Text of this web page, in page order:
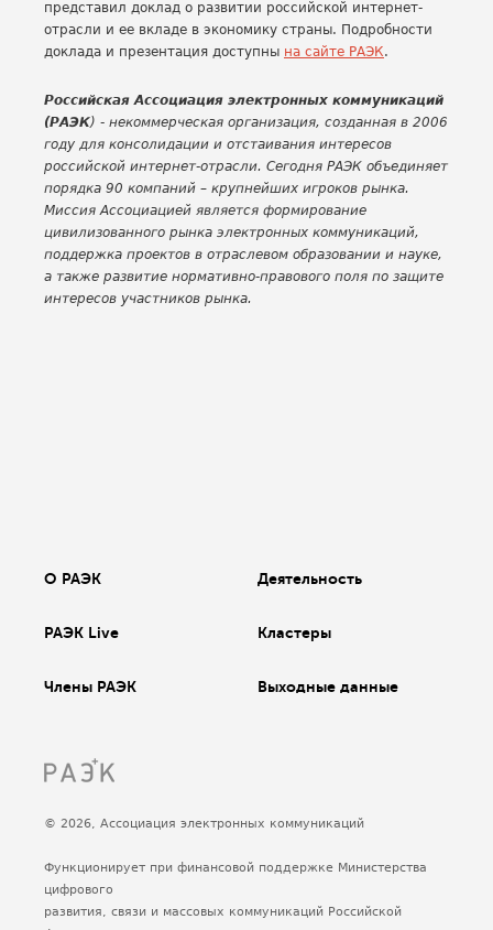
представил доклад о развитии российской интернет-
отрасли и ее вкладе в экономику страны. Подробности
доклада и презентация доступны на сайте РАЭК.
Российская Ассоциация электронных коммуникаций
(РАЭК) - некоммерческая организация, созданная в 2006
году для консолидации и отстаивания интересов
российской интернет-отрасли. Сегодня РАЭК объединяет
порядка 90 компаний – крупнейших игроков рынка.
Миссия Ассоциацией является формирование
цивилизованного рынка электронных коммуникаций,
поддержка проектов в отраслевом образовании и науке,
а также развитие нормативно-правового поля по защите
интересов участников рынка.
О РАЭК Деятельность
РАЭК Live Кластеры
Члены РАЭК Выходные данные
© 2026, Ассоциация электронных коммуникаций
Функционирует при финансовой поддержке Министерства
цифрового
развития, связи и массовых коммуникаций Российской